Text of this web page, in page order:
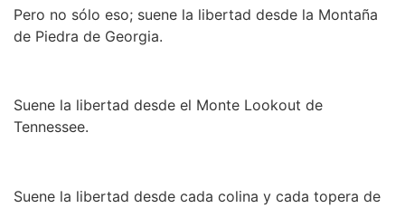
Pero no sólo eso; suene la libertad desde la Montaña
de Piedra de Georgia.
Suene la libertad desde el Monte Lookout de
Tennessee.
Suene la libertad desde cada colina y cada topera de